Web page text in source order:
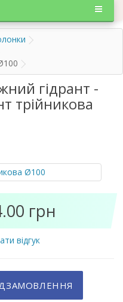
гідрант -
трійникова
грн
відгук